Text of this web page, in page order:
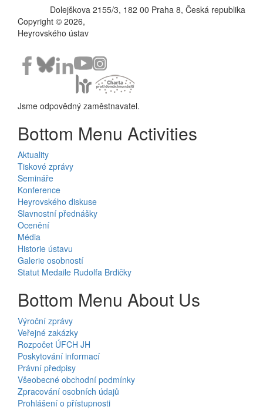
Dolejškova 2155/3, 182 00 Praha 8, Česká republika
Copyright © 2026,
Heyrovského ústav
Jsme odpovědný zaměstnavatel.
Bottom Menu Activities
Aktuality
Tiskové zprávy
Semináře
Konference
Heyrovského diskuse
Slavnostní přednášky
Ocenění
Média
Historie ústavu
Galerie osobností
Statut Medaile Rudolfa Brdičky
Bottom Menu About Us
Výroční zprávy
Veřejné zakázky
Rozpočet ÚFCH JH
Poskytování informací
Právní předpisy
Všeobecné obchodní podmínky
Zpracování osobních údajů
Prohlášení o přístupnosti